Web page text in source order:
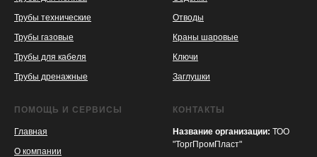
KASPI
SATU
WILDBERRIES
Трубы технические
Трубы газовые
Трубы для кабеля
Трубы дренажные
Отводы
Краны шаровые
Ключи
Заглушки
ПОМОЩЬ И СЕРВИСЫ
Главная
О компании
КОНТАКТЫ
Название организации: ТОО
"ТоргПромПласт"